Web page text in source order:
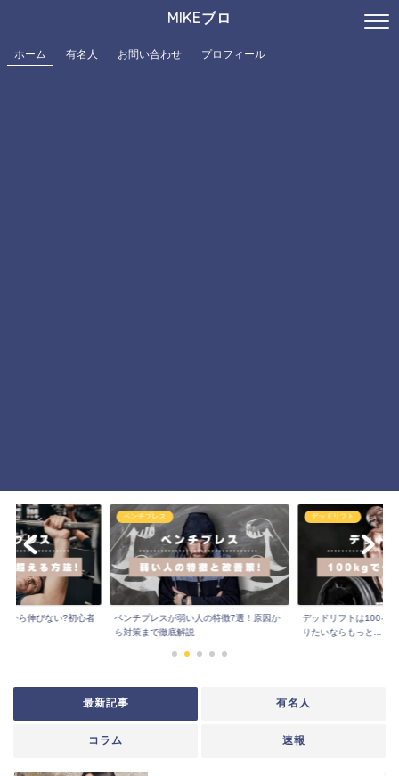
MIKEブロ
ホーム 有名人 お問い合わせ プロフィール
から伸びない?初心者
ベンチプレス
ベンチプレスが弱い人の特徴7選！原因か
ら対策まで徹底解説
デッドリフト
デッドリフトは100キ
りたいならもっと...
最新記事 有名人
コラム 速報